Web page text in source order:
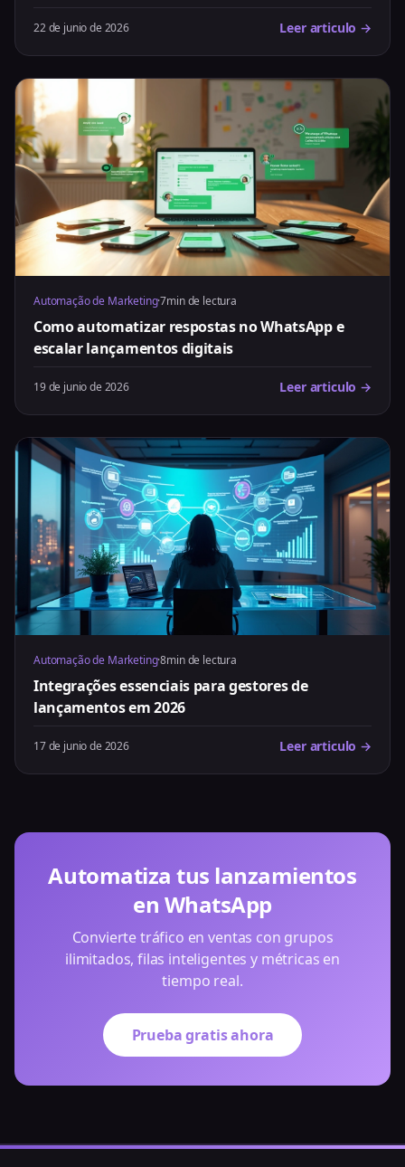
22 de junio de 2026 Leer articulo →
Automação de Marketing·7min de lectura
Como automatizar respostas no WhatsApp e
escalar lançamentos digitais
19 de junio de 2026 Leer articulo →
Automação de Marketing·8min de lectura
Integrações essenciais para gestores de
lançamentos em 2026
17 de junio de 2026 Leer articulo →
Automatiza tus lanzamientos
en WhatsApp
Convierte tráfico en ventas con grupos
ilimitados, filas inteligentes y métricas en
tiempo real.
Prueba gratis ahora